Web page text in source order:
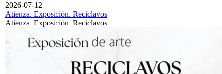
2026-07-12
Atienza. Exposición. Reciclavos
Atienza. Exposición. Reciclavos